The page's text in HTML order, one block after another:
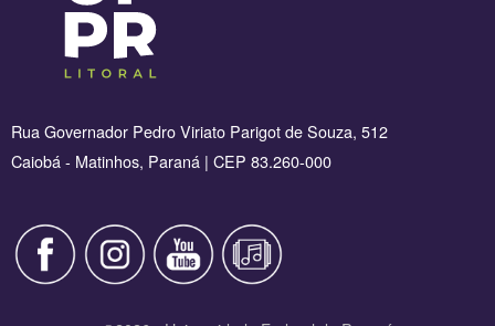
Rua Governador Pedro Viriato Parigot de Souza, 512
Caiobá - Matinhos, Paraná | CEP 83.260-000